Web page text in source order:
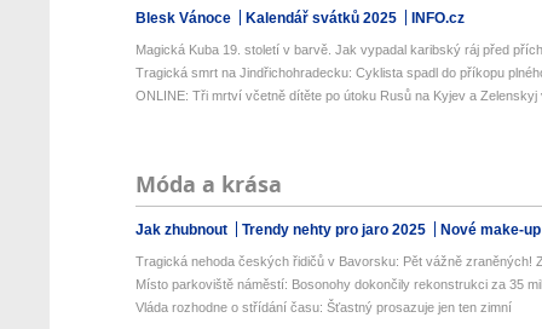
Blesk Vánoce Kalendář svátků 2025 INFO.cz
Magická Kuba 19. století v barvě. Jak vypadal karibský ráj před
Tragická smrt na Jindřichohradecku: Cyklista spadl do příkopu
ONLINE: Tři mrtví včetně dítěte po útoku Rusů na Kyjev a Zelenskyj
Móda a krása
Jak zhubnout Trendy nehty pro jaro 2025 Nové make-
Tragická nehoda českých řidičů v Bavorsku: Pět vážně zraněných!
Místo parkoviště náměstí: Bosonohy dokončily rekonstrukci za 35
Vláda rozhodne o střídání času: Šťastný prosazuje jen ten zimní